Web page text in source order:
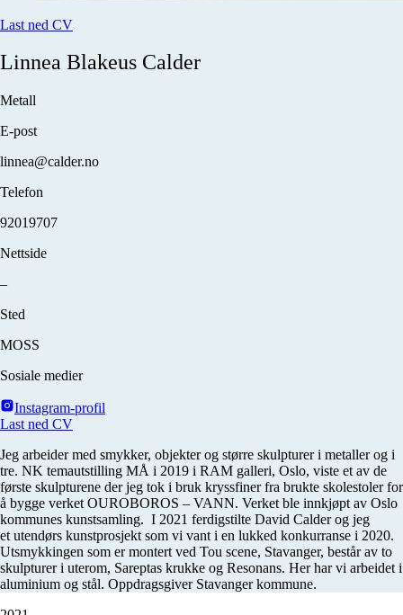
Last ned CV
Linnea Blakeus Calder
Metall
E-post
linnea@calder.no
Telefon
92019707
Nettside
–
Sted
MOSS
Sosiale medier
Instagram-profil
Last ned CV
Jeg arbeider med smykker, objekter og større skulpturer i metaller og i
tre. NK temautstilling MÅ i 2019 i RAM galleri, Oslo, viste et av de
første skulpturene der jeg tok i bruk kryssfiner fra brukte skolestoler for
å bygge verket OUROBOROS – VANN. Verket ble innkjøpt av Oslo
kommunes kunstsamling. I 2021 ferdigstilte David Calder og jeg
et utendørs kunstprosjekt som vi vant i en lukked konkurranse i 2020.
Utsmykkingen som er montert ved Tou scene, Stavanger, består av to
skulpturer i uterom, Sareptas krukke og Resonans. Her har vi arbeidet i
aluminium og stål. Oppdragsgiver Stavanger kommune.